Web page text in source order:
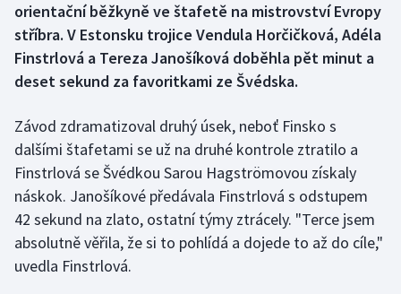
Box
Curling
Florbal
Golf
Gymnastika
orientační běžkyně ve štafetě na mistrovství Evropy
stříbra. V Estonsku trojice Vendula Horčičková, Adéla
Finstrlová a Tereza Janošíková doběhla pět minut a
deset sekund za favoritkami ze Švédska.
Závod zdramatizoval druhý úsek, neboť Finsko s
dalšími štafetami se už na druhé kontrole ztratilo a
Finstrlová se Švédkou Sarou Hagströmovou získaly
náskok. Janošíkové předávala Finstrlová s odstupem
42 sekund na zlato, ostatní týmy ztrácely. "Terce jsem
absolutně věřila, že si to pohlídá a dojede to až do cíle,"
uvedla Finstrlová.